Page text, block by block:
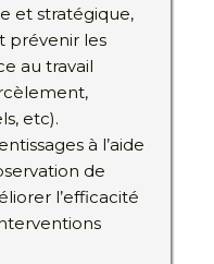
et stratégique,
prévenir les
au travail
etc).
à l’aide
de
l’efficacité